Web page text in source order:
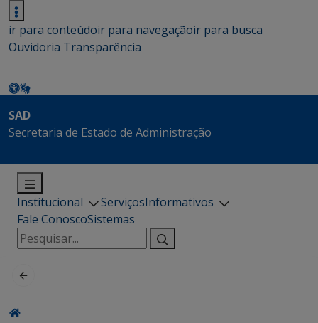
ir para conteúdoir para navegaçãoir para busca
Ouvidoria Transparência
SAD
Secretaria de Estado de Administração
Institucional ServiçosInformativos
Fale ConoscoSistemas
Pesquisar
por: